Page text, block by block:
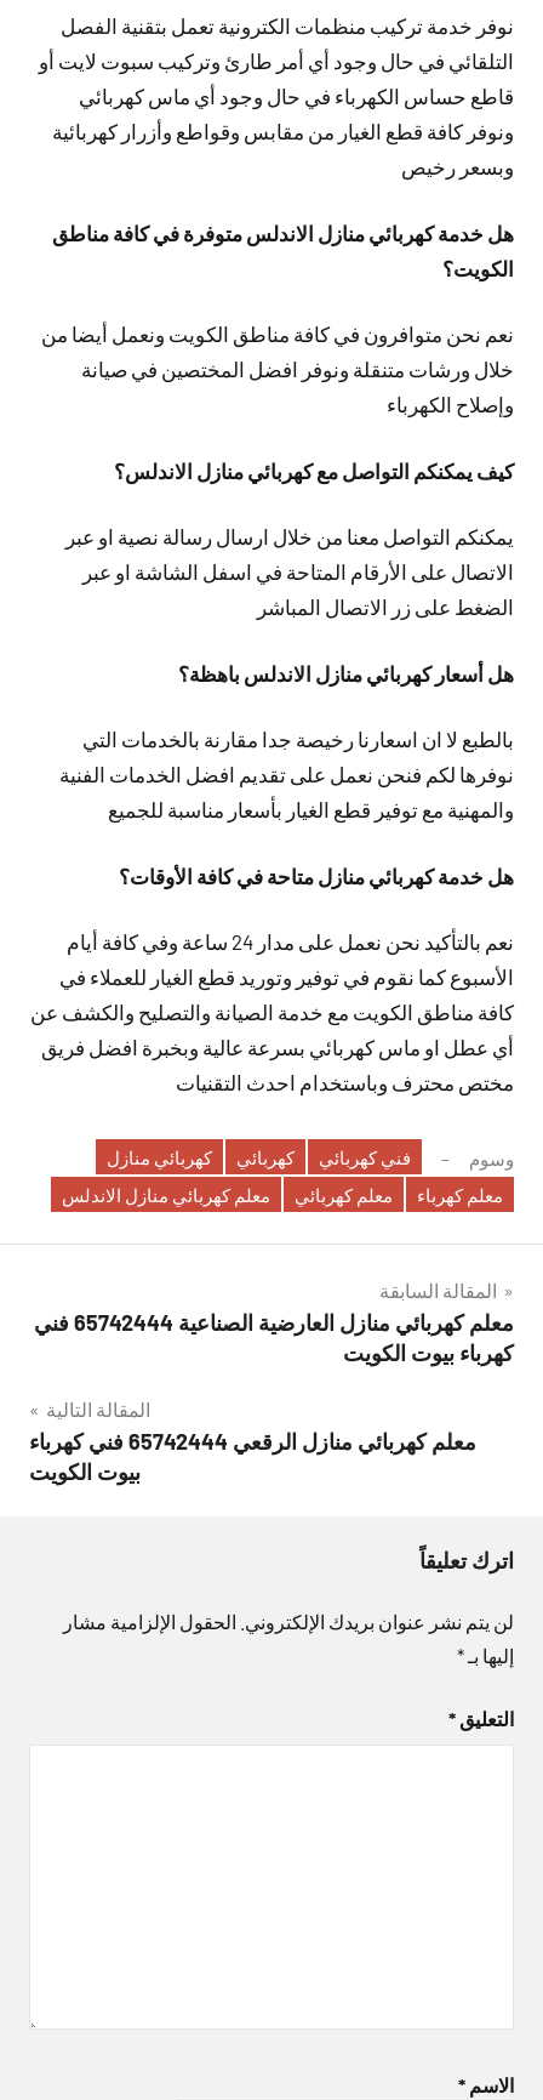
نوفر خدمة تركيب منظمات الكترونية تعمل بتقنية الفصل
التلقائي في حال وجود أي أمر طارئ وتركيب سبوت لايت أو
قاطع حساس الكهرباء في حال وجود أي ماس كهربائي
ونوفر كافة قطع الغيار من مقابس وقواطع وأزرار كهربائية
وبسعر رخيص
هل خدمة كهربائي منازل الاندلس متوفرة في كافة مناطق
الكويت؟
نعم نحن متوافرون في كافة مناطق الكويت ونعمل أيضا من
خلال ورشات متنقلة ونوفر افضل المختصين في صيانة
وإصلاح الكهرباء
كيف يمكنكم التواصل مع كهربائي منازل الاندلس؟
يمكنكم التواصل معنا من خلال ارسال رسالة نصية او عبر
الاتصال على الأرقام المتاحة في اسفل الشاشة او عبر
الضغط على زر الاتصال المباشر
هل أسعار كهربائي منازل الاندلس باهظة؟
بالطبع لا ان اسعارنا رخيصة جدا مقارنة بالخدمات التي
نوفرها لكم فنحن نعمل على تقديم افضل الخدمات الفنية
والمهنية مع توفير قطع الغيار بأسعار مناسبة للجميع
هل خدمة كهربائي منازل متاحة في كافة الأوقات؟
نعم بالتأكيد نحن نعمل على مدار 24 ساعة وفي كافة أيام
الأسبوع كما نقوم في توفير وتوريد قطع الغيار للعملاء في
كافة مناطق الكويت مع خدمة الصيانة والتصليح والكشف عن
أي عطل او ماس كهربائي بسرعة عالية وبخبرة افضل فريق
مختص محترف وباستخدام احدث التقنيات
وسوم فني كهربائي كهربائي
كهربائي منازل
معلم كهرباء
معلم كهربائي معلم كهربائي منازل الاندلس
تصفّح
المقالات
المقالة السابقة
معلم كهربائي منازل العارضية الصناعية 65742444 فني
كهرباء بيوت الكويت
المقالة التالية
معلم كهربائي منازل الرقعي 65742444 فني كهرباء
بيوت الكويت
اترك تعليقاً
لن يتم نشر عنوان بريدك الإلكتروني. الحقول الإلزامية مشار
إليها بـ*
التعليق *
الاسم *